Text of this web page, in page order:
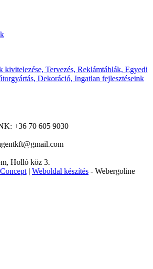
+36 70 605 9030
Holló köz 3.
| Weboldal készítés - Webergoline